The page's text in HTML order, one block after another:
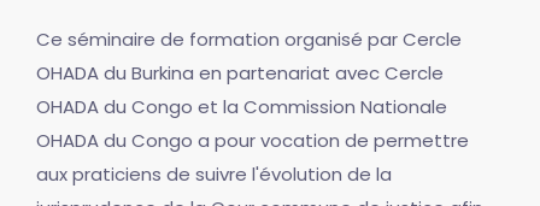
Ce séminaire de formation organisé par Cercle
OHADA du Burkina en partenariat avec Cercle
OHADA du Congo et la Commission Nationale
OHADA du Congo a pour vocation de permettre
aux praticiens de suivre l'évolution de la